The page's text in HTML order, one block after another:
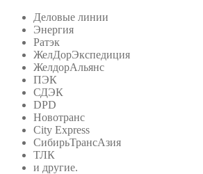
Деловые линии
Энергия
Ратэк
ЖелДорЭкспедиция
ЖелдорАльянс
ПЭК
СДЭК
DPD
Новотранс
City Express
СибирьТрансАзия
ТЛК
и другие.